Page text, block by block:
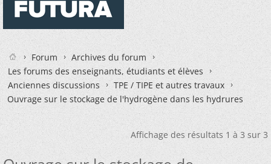
Forum
Archives du forum
Les forums des enseignants, étudiants et élèves
Anciennes discussions
TPE / TIPE et autres travaux
Ouvrage sur le stockage de l'hydrogène dans les hydrures
Affichage des résultats 1 à 3 sur 3